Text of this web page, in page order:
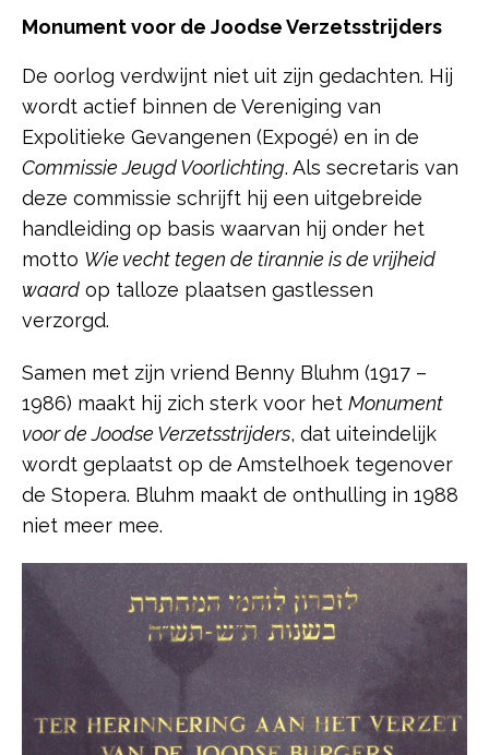
Monument voor de Joodse Verzetsstrijders
De oorlog verdwijnt niet uit zijn gedachten. Hij
wordt actief binnen de Vereniging van
Expolitieke Gevangenen (Expogé) en in de
Commissie Jeugd Voorlichting. Als secretaris van
deze commissie schrijft hij een uitgebreide
handleiding op basis waarvan hij onder het
motto Wie vecht tegen de tirannie is de vrijheid
waard op talloze plaatsen gastlessen
verzorgd.
Samen met zijn vriend Benny Bluhm (1917 –
1986) maakt hij zich sterk voor het Monument
voor de Joodse Verzetsstrijders, dat uiteindelijk
wordt geplaatst op de Amstelhoek tegenover
de Stopera. Bluhm maakt de onthulling in 1988
niet meer mee.